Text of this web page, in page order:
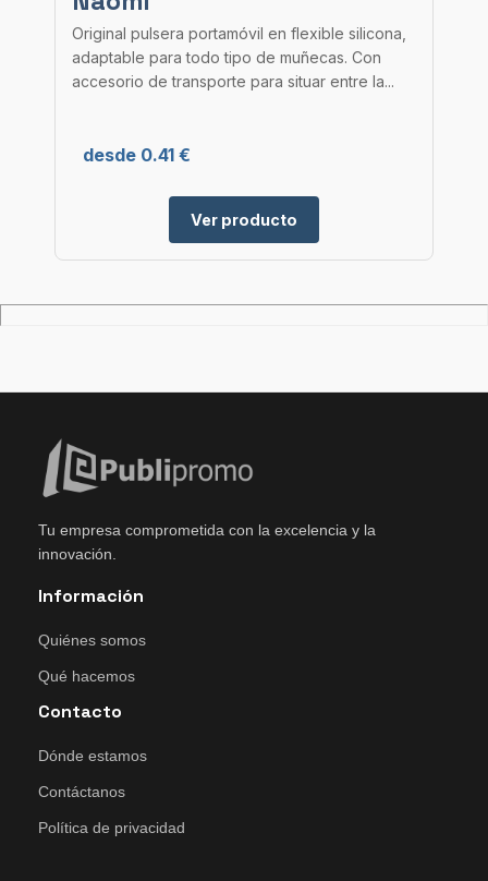
Original pulsera portamóvil en flexible silicona,
adaptable para todo tipo de muñecas. Con
accesorio de transporte para situar entre la...
desde 0.41 €
Ver producto
Tu empresa comprometida con la excelencia y la
innovación.
Información
Quiénes somos
Qué hacemos
Contacto
Dónde estamos
Contáctanos
Política de privacidad